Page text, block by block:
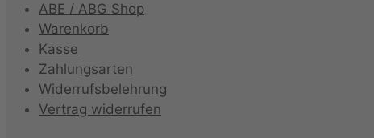
ABE / ABG Shop
Warenkorb
Kasse
Zahlungsarten
Widerrufsbelehrung
Vertrag widerrufen